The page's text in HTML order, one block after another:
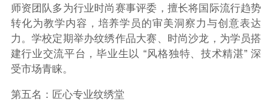
师资团队多为行业时尚赛事评委，擅长将国际流行趋势
转化为教学内容，培养学员的审美洞察力与创意表达
力。学校定期举办纹绣作品大赛、时尚沙龙，为学员搭
建行业交流平台，毕业生以 “风格独特、技术精湛” 深
受市场青睐。
第五名：匠心专业纹绣堂